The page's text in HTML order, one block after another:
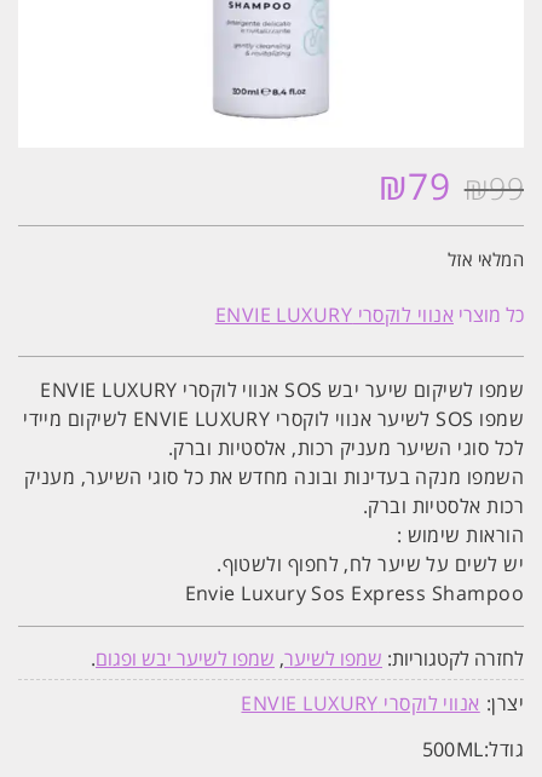
₪99
המחיר
₪99.
₪79
המלאי אזל
כל מוצרי אנווי לוקסרי ENVIE LUXURY
שמפו לשיקום שיער יבש SOS אנווי לוקסרי ENVIE LUXURY
שמפו SOS לשיער אנווי לוקסרי ENVIE LUXURY לשיקום מיידי
לכל סוגי השיער מעניק רכות, אלסטיות וברק.
השמפו מנקה בעדינות ובונה מחדש את כל סוגי השיער, מעניק
רכות אלסטיות וברק.
הוראות שימוש :
יש לשים על שיער לח, לחפוף ולשטוף.
Envie Luxury Sos Express Shampoo
לחזרה לקטגוריות: שמפו לשיער, שמפו לשיער יבש ופגום.
יצרן: אנווי לוקסרי ENVIE LUXURY
גודל:500ML